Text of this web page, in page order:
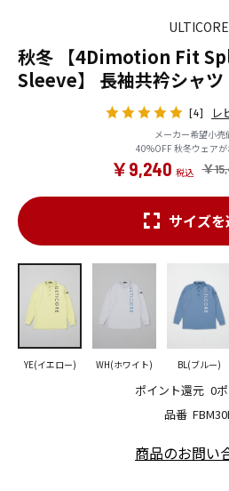
ULTICORE
秋冬 【4Dimotion Fit
Sleeve】 長袖共衿シャツ
[4] レ
メーカー希望小売
40%OFF 秋冬ウェア
￥
￥9,240
品番
ポイント還元 0
サイズ
YE(イエロー) WH(ホワイト) BL(ブルー)
商品のお問い